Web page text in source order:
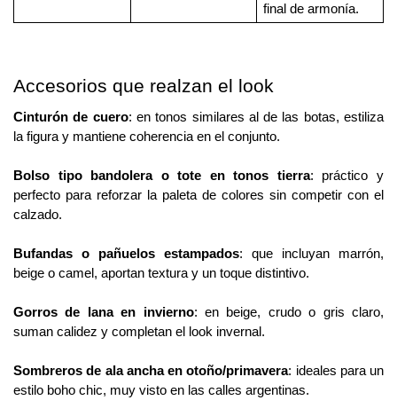
final de armonía.
Accesorios que realzan el look
Cinturón de cuero: en tonos similares al de las botas, estiliza
la figura y mantiene coherencia en el conjunto.
Bolso tipo bandolera o tote en tonos tierra: práctico y
perfecto para reforzar la paleta de colores sin competir con el
calzado.
Bufandas o pañuelos estampados: que incluyan marrón,
beige o camel, aportan textura y un toque distintivo.
Gorros de lana en invierno: en beige, crudo o gris claro,
suman calidez y completan el look invernal.
Sombreros de ala ancha en otoño/primavera: ideales para un
estilo boho chic, muy visto en las calles argentinas.